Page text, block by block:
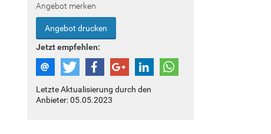
Angebot merken
Angebot drucken
Jetzt empfehlen:
Letzte Aktualisierung durch den
Anbieter: 05.05.2023